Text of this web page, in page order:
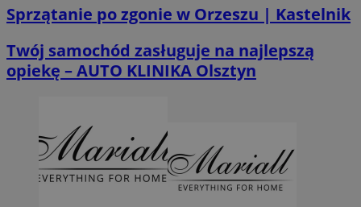
Sprzątanie po zgonie w Orzeszu | Kastelnik
Twój samochód zasługuje na najlepszą
opiekę – AUTO KLINIKA Olsztyn